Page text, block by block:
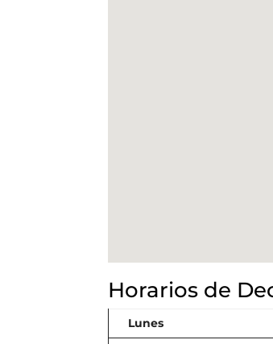
Horarios de
Lunes